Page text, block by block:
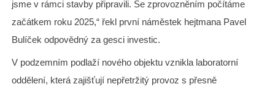
jsme v rámci stavby připravili. Se zprovozněním počítáme
začátkem roku 2025,“ řekl první náměstek hejtmana Pavel
Bulíček odpovědný za gesci investic.
V podzemním podlaží nového objektu vznikla laboratorní
oddělení, která zajišťují nepřetržitý provoz s přesně